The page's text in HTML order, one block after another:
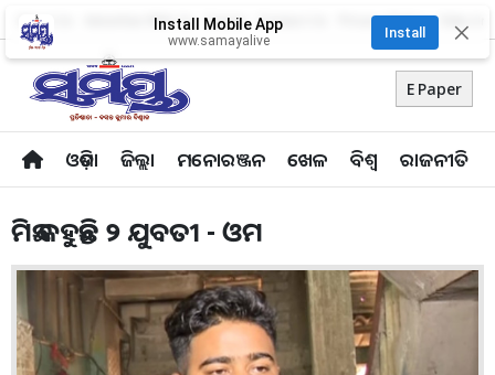
About Us Advertise With Us Career Contact Us Privacy Policy
E Paper
ଓଡ଼ିଶା ଜିଲ୍ଲା ମନୋରଞ୍ଜନ ଖେଳ ବିଶ୍ବ ରାଜନୀତି
Install Mobile App
www.samayalive
Install ✕
ମିଛ କହୁଛନ୍ତି ୨ ଯୁବତୀ - ଓମ